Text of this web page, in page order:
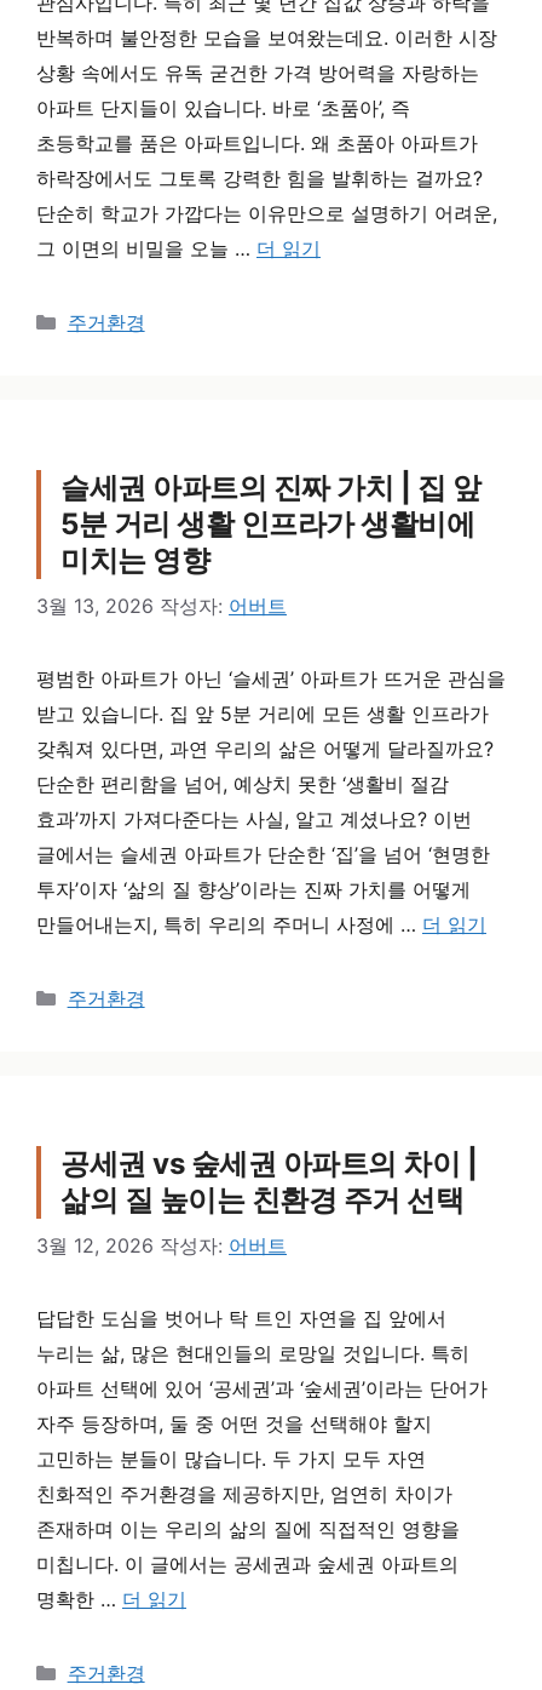
반복하며 불안정한 모습을 보여왔는데요. 이러한 시장
상황 속에서도 유독 굳건한 가격 방어력을 자랑하는
아파트 단지들이 있습니다. 바로 ‘초품아’, 즉
초등학교를 품은 아파트입니다. 왜 초품아 아파트가
하락장에서도 그토록 강력한 힘을 발휘하는 걸까요?
단순히 학교가 가깝다는 이유만으로 설명하기 어려운,
그 이면의 비밀을 오늘 … 더 읽기
카테고리
주거환경
슬세권 아파트의 진짜 가치 | 집 앞
5분 거리 생활 인프라가 생활비에
미치는 영향
3월 13, 2026 작성자: 어버트
평범한 아파트가 아닌 ‘슬세권’ 아파트가 뜨거운 관심을
받고 있습니다. 집 앞 5분 거리에 모든 생활 인프라가
갖춰져 있다면, 과연 우리의 삶은 어떻게 달라질까요?
단순한 편리함을 넘어, 예상치 못한 ‘생활비 절감
효과’까지 가져다준다는 사실, 알고 계셨나요? 이번
글에서는 슬세권 아파트가 단순한 ‘집’을 넘어 ‘현명한
투자’이자 ‘삶의 질 향상’이라는 진짜 가치를 어떻게
만들어내는지, 특히 우리의 주머니 사정에 … 더 읽기
카테고리
주거환경
공세권 vs 숲세권 아파트의 차이 |
삶의 질 높이는 친환경 주거 선택
3월 12, 2026 작성자: 어버트
답답한 도심을 벗어나 탁 트인 자연을 집 앞에서
누리는 삶, 많은 현대인들의 로망일 것입니다. 특히
아파트 선택에 있어 ‘공세권’과 ‘숲세권’이라는 단어가
자주 등장하며, 둘 중 어떤 것을 선택해야 할지
고민하는 분들이 많습니다. 두 가지 모두 자연
친화적인 주거환경을 제공하지만, 엄연히 차이가
존재하며 이는 우리의 삶의 질에 직접적인 영향을
미칩니다. 이 글에서는 공세권과 숲세권 아파트의
명확한 … 더 읽기
카테고리
주거환경